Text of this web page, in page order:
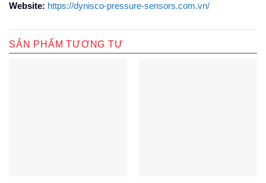
Website: https://dynisco-pressure-sensors.com.vn/
SẢN PHẨM TƯƠNG TỰ